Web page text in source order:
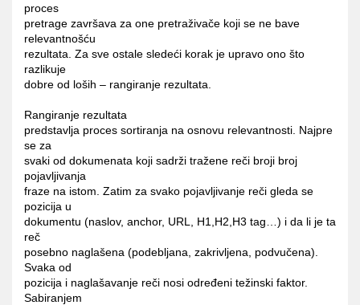
proces
pretrage završava za one pretraživače koji se ne bave
relevantnošću
rezultata. Za sve ostale sledeći korak je upravo ono što
razlikuje
dobre od loših – rangiranje rezultata.
Rangiranje rezultata
predstavlja proces sortiranja na osnovu relevantnosti. Najpre
se za
svaki od dokumenata koji sadrži tražene reči broji broj
pojavljivanja
fraze na istom. Zatim za svako pojavljivanje reči gleda se
pozicija u
dokumentu (naslov, anchor, URL, H1,H2,H3 tag…) i da li je ta
reč
posebno naglašena (podebljana, zakrivljena, podvučena).
Svaka od
pozicija i naglašavanje reči nosi određeni težinski faktor.
Sabiranjem